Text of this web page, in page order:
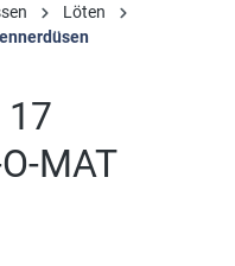
Löten
17
MAT